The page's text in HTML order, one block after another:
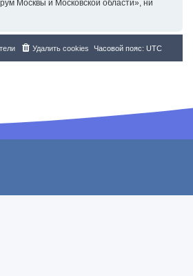
Москвы и Московской области», ни
Часовой пояс: UTC
Удалить cookies